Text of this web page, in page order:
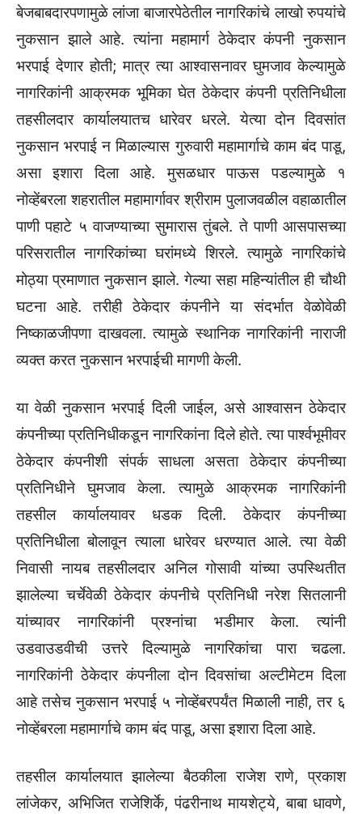
बेजबाबदारपणामुळे लांजा बाजारपेठेतील नागरिकांचे लाखो रुपयांचे
नुकसान झाले आहे. त्यांना महामार्ग ठेकेदार कंपनी नुकसान
भरपाई देणार होती; मात्र त्या आश्वासनावर घुमजाव केल्यामुळे
नागरिकांनी आक्रमक भूमिका घेत ठेकेदार कंपनी प्रतिनिधीला
तहसीलदार कार्यालयातच धारेवर धरले. येत्या दोन दिवसांत
नुकसान भरपाई न मिळाल्यास गुरुवारी महामार्गाचे काम बंद पाडू,
असा इशारा दिला आहे. मुसळधार पाऊस पडल्यामुळे १
नोव्हेंबरला शहरातील महामार्गावर श्रीराम पुलाजवळील वहाळातील
पाणी पहाटे ५ वाजण्याच्या सुमारास तुंबले. ते पाणी आसपासच्या
परिसरातील नागरिकांच्या घरांमध्ये शिरले. त्यामुळे नागरिकांचे
मोठ्या प्रमाणात नुकसान झाले. गेल्या सहा महिन्यांतील ही चौथी
घटना आहे. तरीही ठेकेदार कंपनीने या संदर्भात वेळोवेळी
निष्काळजीपणा दाखवला. त्यामुळे स्थानिक नागरिकांनी नाराजी
व्यक्त करत नुकसान भरपाईची मागणी केली.
या वेळी नुकसान भरपाई दिली जाईल, असे आश्वासन ठेकेदार
कंपनीच्या प्रतिनिधीकडून नागरिकांना दिले होते. त्या पार्श्वभूमीवर
ठेकेदार कंपनीशी संपर्क साधला असता ठेकेदार कंपनीच्या
प्रतिनिधीने घुमजाव केला. त्यामुळे आक्रमक नागरिकांनी
तहसील कार्यालयावर धडक दिली. ठेकेदार कंपनीच्या
प्रतिनिधीला बोलावून त्याला धारेवर धरण्यात आले. त्या वेळी
निवासी नायब तहसीलदार अनिल गोसावी यांच्या उपस्थितीत
झालेल्या चर्चेवेळी ठेकेदार कंपनीचे प्रतिनिधी नरेश सितलानी
यांच्यावर नागरिकांनी प्रश्नांचा भडीमार केला. त्यांनी
उडवाउडवीची उत्तरे दिल्यामुळे नागरिकांचा पारा चढला.
नागरिकांनी ठेकेदार कंपनीला दोन दिवसांचा अल्टीमेटम दिला
आहे तसेच नुकसान भरपाई ५ नोव्हेंबरपर्यंत मिळाली नाही, तर ६
नोव्हेंबरला महामार्गाचे काम बंद पाडू, असा इशारा दिला आहे.
तहसील कार्यालयात झालेल्या बैठकीला राजेश राणे, प्रकाश
लांजेकर, अभिजित राजेशिर्के, पंढरीनाथ मायशेट्ये, बाबा धावणे,